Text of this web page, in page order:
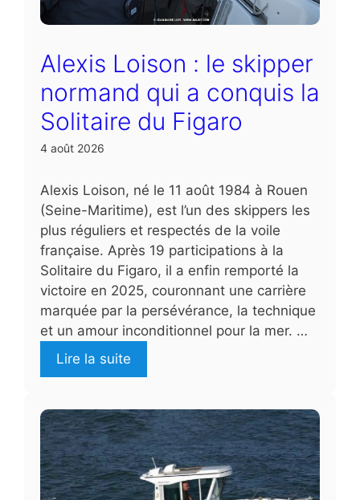
Alexis Loison : le skipper
normand qui a conquis la
Solitaire du Figaro
4 août 2026
Alexis Loison, né le 11 août 1984 à Rouen
(Seine-Maritime), est l’un des skippers les
plus réguliers et respectés de la voile
française. Après 19 participations à la
Solitaire du Figaro, il a enfin remporté la
victoire en 2025, couronnant une carrière
marquée par la persévérance, la technique
et un amour inconditionnel pour la mer. …
Lire la suite